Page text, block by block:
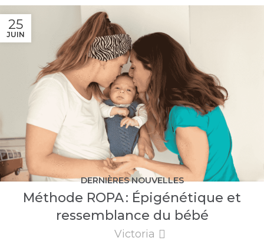
25
JUIN
DERNIÈRES NOUVELLES
Méthode ROPA : Épigénétique et
ressemblance du bébé
Victoria